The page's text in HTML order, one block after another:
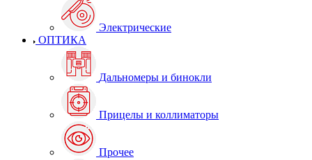
Электрические
ОПТИКА
Дальномеры и бинокли
Прицелы и коллиматоры
Прочее